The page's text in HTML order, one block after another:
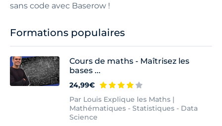
sans code avec Baserow !
Formations populaires
Cours de maths - Maîtrisez les
bases ...
24,99€
Par Louis Explique les Maths |
Mathématiques - Statistiques - Data
Science